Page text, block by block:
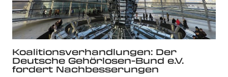
Koalitionsverhandlungen: Der
Deutsche Gehörlosen-Bund e.V.
fordert Nachbesserungen